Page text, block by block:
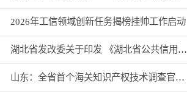
2026年工信领域创新任务揭榜挂帅工作启动
湖北省发改委关于印发 《湖北省公共信用信息目录（2026年版）》的通知
山东：全省首个海关知识产权技术调查官制度落地济南自贸片区